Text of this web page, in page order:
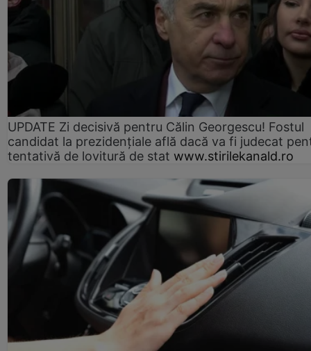
UPDATE Zi decisivă pentru Călin Georgescu! Fostul
candidat la prezidențiale află dacă va fi judecat
tentativă de lovitură de stat www.stirilekanald.ro